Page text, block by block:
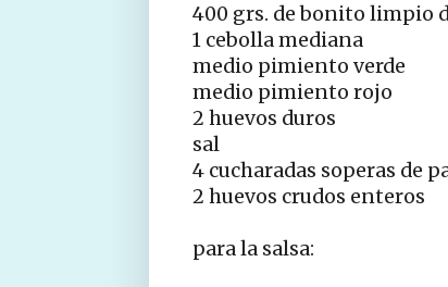
400 grs. de bonito limpio
1 cebolla mediana
medio pimiento verde
medio pimiento rojo
2 huevos duros
sal
4 cucharadas soperas de
2 huevos crudos enteros
para la salsa: